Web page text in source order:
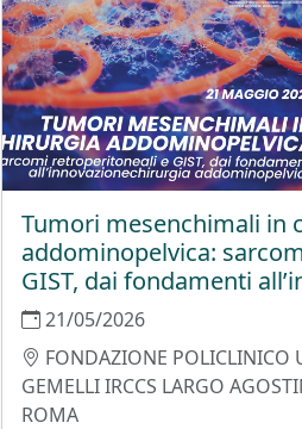
Tumori mesenchimali in
addominopelvica:
GIST, dai fondamenti
21/05/2026
FONDAZIONE POLICLINICO
GEMELLI IRCCS LARGO
ROMA